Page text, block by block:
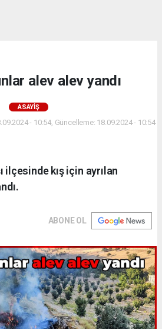
alev alev yandı
ASAYIŞ
- 10:54, Güncelleme: 18.09.2024 - 10:54
ilçesinde kış için ayrılan
ABONE OL